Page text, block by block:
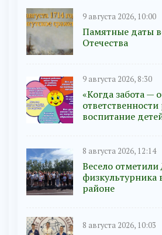
9 августа 2026, 10:00
Памятные даты
Отечества
9 августа 2026, 8:30
«Когда забота —
воспитание
8 августа 2026, 12:14
Весело отметили
физкультурника
районе
8 августа 2026, 10:03